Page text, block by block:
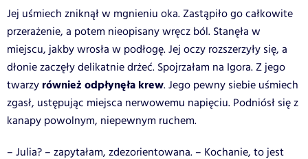
Jej uśmiech zniknął w mgnieniu oka. Zastąpiło go całkowite
przerażenie, a potem nieopisany wręcz ból. Stanęła w
miejscu, jakby wrosła w podłogę. Jej oczy rozszerzyły się, a
dłonie zaczęły delikatnie drżeć. Spojrzałam na Igora. Z jego
twarzy również odpłynęła krew. Jego pewny siebie uśmiech
zgasł, ustępując miejsca nerwowemu napięciu. Podniósł się z
kanapy powolnym, niepewnym ruchem.
– Julia? – zapytałam, zdezorientowana. – Kochanie, to jest